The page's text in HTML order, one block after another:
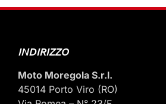
INDIRIZZO
Moto Moregola S.r.l.
45014 Porto Viro (RO)